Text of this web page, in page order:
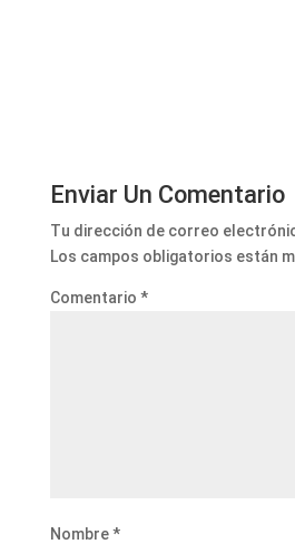
Enviar Un Comentario
Tu dirección de correo
Los campos obligatorios están
Comentario *
Nombre*